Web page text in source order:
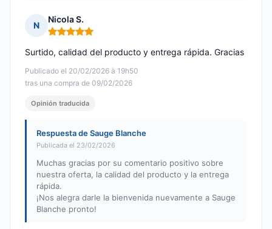
N
Nicola S.
Nota: 5 de 5
Publicado el 20/02/2026 à 19h50
tras una compra de 09/02/2026
Surtido, calidad del producto y entrega rápida. Gracias
Opinión traducida
Respuesta de Sauge Blanche
Publicada el 23/02/2026
Muchas gracias por su comentario positivo sobre
nuestra oferta, la calidad del producto y la entrega
rápida.
¡Nos alegra darle la bienvenida nuevamente a Sauge
Blanche pronto!